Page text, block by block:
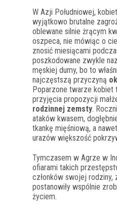
W Azji Południowej,
wyjątkowo brutalne
oblewane silnie żrącym
oszpeca, nie mówiąc o
znosić miesiącami
poszkodowane zwykle
męskiej dumy, bo to
najczęstszą przyczyną
Poparzone twarze kobiet
przyjęcia propozycji
rodzinnej zemsty.
ataków kwasem,
tkankę mięśniową, a
urazów większość
Tymczasem w Agrze w
ofiarami takich
członków swojej rodziny,
postanowiły wspólnie
życiem.